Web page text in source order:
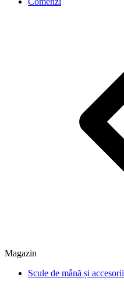
Magazin
Scule de mână și accesorii